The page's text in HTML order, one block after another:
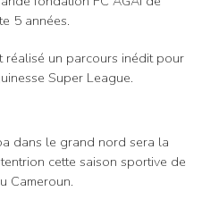
5 années.
réalisé un parcours inédit pour
Super League.
dans le grand nord sera la
cette saison sportive de
Cameroun.